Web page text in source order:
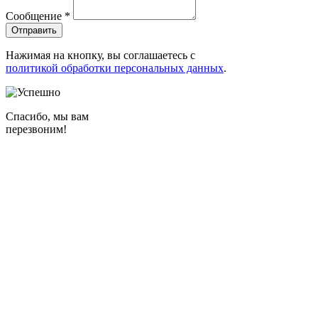
Сообщение *
Нажимая на кнопку, вы соглашаетесь с
политикой обработки персональных данных.
Спасибо, мы вам
перезвоним!